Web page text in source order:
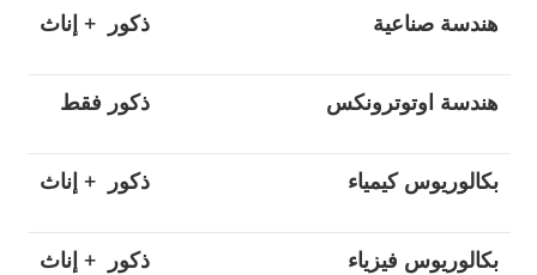
هندسة صناعية ذكور + إناث
هندسة اوتوترونكس ذكور فقط
بكالوريوس كيمياء ذكور + إناث
بكالوريوس فيزياء ذكور + إناث